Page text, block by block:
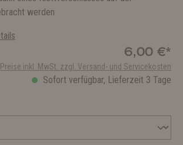
werden
6,00 €*
Preise inkl. MwSt. zzgl. Versand- und Servicekosten
Sofort verfügbar, Lieferzeit 3 Tage